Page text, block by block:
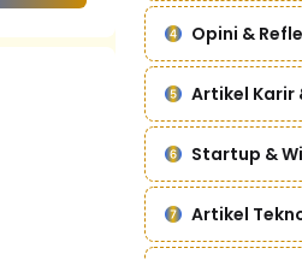
Opini &
Artikel Karir
Startup &
Artikel